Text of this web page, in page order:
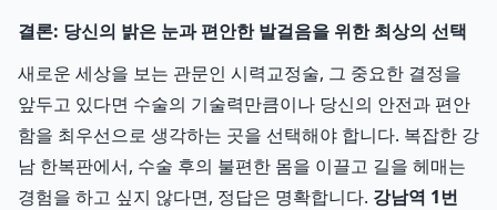
결론: 당신의 밝은 눈과 편안한 발걸음을 위한 최상의 선택
새로운 세상을 보는 관문인 시력교정술, 그 중요한 결정을
앞두고 있다면 수술의 기술력만큼이나 당신의 안전과 편안
함을 최우선으로 생각하는 곳을 선택해야 합니다. 복잡한 강
남 한복판에서, 수술 후의 불편한 몸을 이끌고 길을 헤매는
경험을 하고 싶지 않다면, 정답은 명확합니다. 강남역 1번